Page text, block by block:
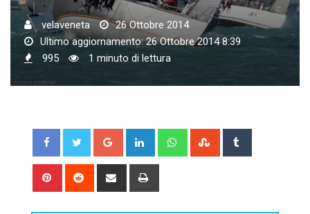
velaveneta
26 Ottobre 2014
Ultimo aggiornamento: 26 Ottobre 2014 8:39
995
1 minuto di lettura
Google+ LinkedIn WhatsappStumbleUpon
Pinterest Reddit
Share